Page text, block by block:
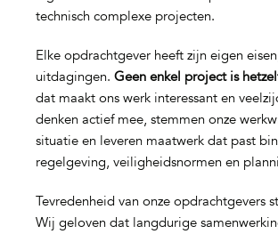
technisch complexe projecten.
Elke opdrachtgever heeft zijn eigen
uitdagingen. Geen enkel project is
dat maakt ons werk interessant en
denken actief mee, stemmen onze
situatie en leveren maatwerk dat past
regelgeving, veiligheidsnormen en
Tevredenheid van onze opdrachtgevers
Wij geloven dat langdurige